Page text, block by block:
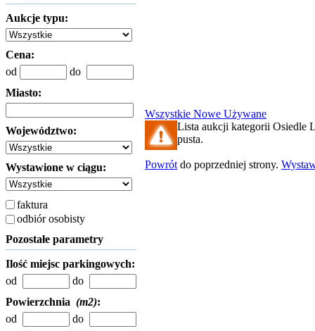
Aukcje typu:
Cena:
od
do
Miasto:
Województwo:
Wystawione w ciągu:
faktura
odbiór osobisty
Pozostałe parametry
Ilość miejsc parkingowych:
od
do
Powierzchnia (m2):
od
do
Wszystkie Nowe Używane
Lista aukcji kategorii Osiedle
pusta.
Powrót do poprzedniej strony.